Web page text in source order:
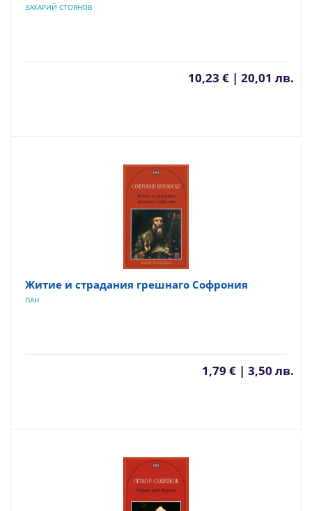
ЗАХАРИЙ СТОЯНОВ
10,23 € | 20,01 лв.
Житие и страдания грешнаго Софрония
ПАН
1,79 € | 3,50 лв.